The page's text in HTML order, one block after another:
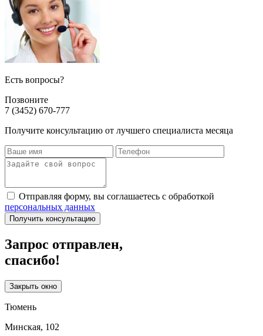
Есть вопросы?
Позвоните
7 (3452) 670-777
Получите консультацию от лучшего специалиста месяца
Отправляя форму, вы соглашаетесь с обработкой
персональных данных
Получить консультацию
Запрос отправлен,
спасибо!
Закрыть окно
Тюмень
Минская, 102